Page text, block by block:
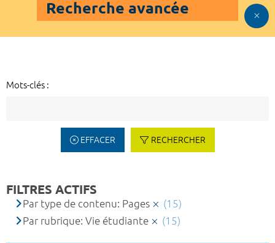
Recherche avancée
Mots-clés :
EFFACER RECHERCHER
FILTRES ACTIFS
Par type de contenu: Pages
(15)
Par rubrique: Vie étudiante
(15)